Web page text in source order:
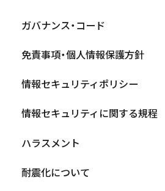
ガバナンス・コード
免責事項・個人情報保護方針
情報セキュリティポリシー
情報セキュリティに関する規程
ハラスメント
耐震化について